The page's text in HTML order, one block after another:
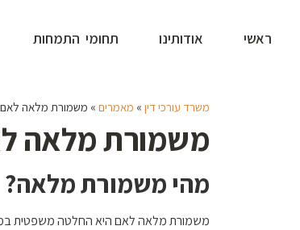
ראשי אודותינו תחומי התמחות
משרד עורכי דין » מאמרים » משמורת מלאה לאם
משמורת מלאה
מהי משמורת מלאה?
משמורת מלאה לאם היא החלטה משפטית